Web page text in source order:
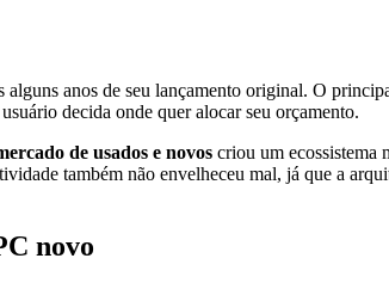
anos de seu lançamento original. O
decida onde quer alocar seu orçamento.
de usados e novos criou um ecossistema
também não envelheceu mal, já que a
novo